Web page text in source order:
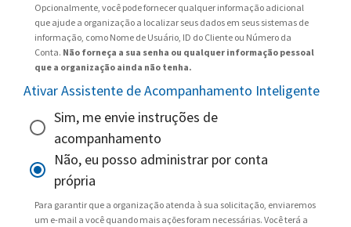
Opcionalmente, você pode fornecer qualquer informação adicional
que ajude a organização a localizar seus dados em seus sistemas de
informação, como Nome de Usuário, ID do Cliente ou Número da
Conta. Não forneça a sua senha ou qualquer informação pessoal
que a organização ainda não tenha.
Ativar Assistente de Acompanhamento Inteligente
Sim, me envie instruções de
acompanhamento
Não, eu posso administrar por conta
própria
Para garantir que a organização atenda à sua solicitação, enviaremos
um e-mail a você quando mais ações foram necessárias. Você terá a